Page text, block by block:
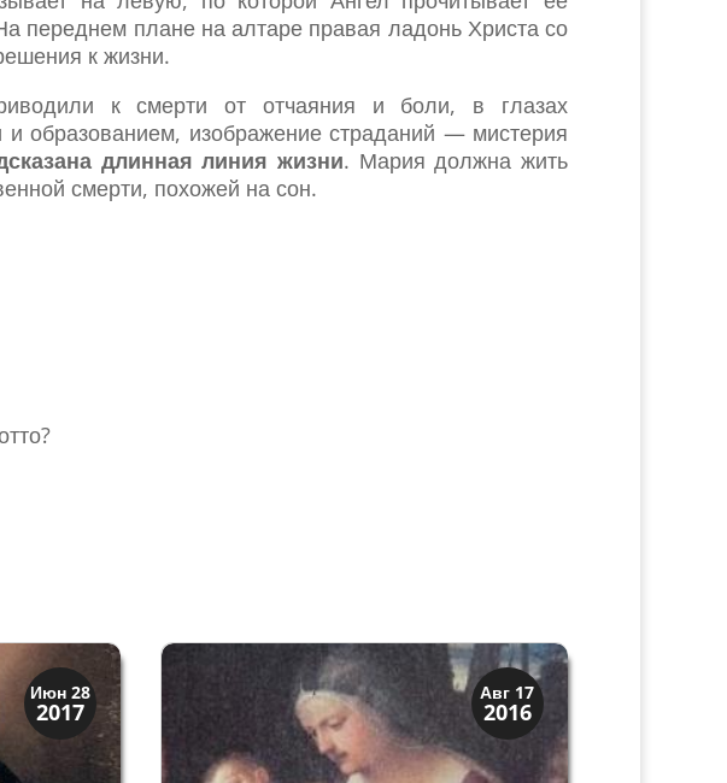
переднем плане на алтаре правая ладонь Христа со
к жизни.
к смерти от отчаяния и боли, в глазах
образованием, изображение страданий — мистерия
длинная линия жизни. Мария должна жить
смерти, похожей на сон.
Июн 28
2017
Авг 17
2016
Верона и Падуя
Династии